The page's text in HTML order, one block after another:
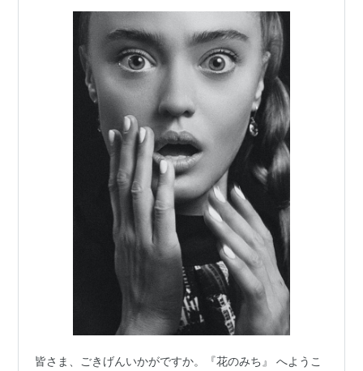
皆さま、ごきげんいかがですか。『花のみち』 へようこ